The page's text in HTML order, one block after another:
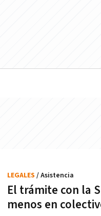
El trámite con la
menos en
LEGALES / Asistencia